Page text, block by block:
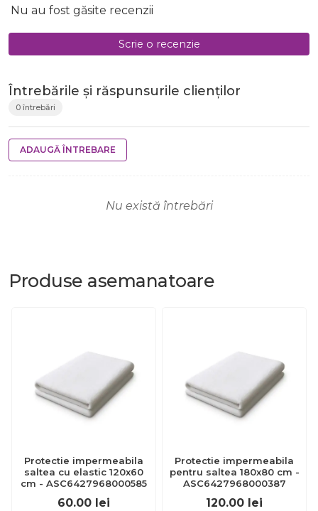
Nu au fost găsite recenzii
Scrie o recenzie
Întrebările și răspunsurile clienților
0 întrebări
ADAUGĂ ÎNTREBARE
Nu există întrebări
Produse asemanatoare
Protectie impermeabila
saltea cu elastic 120x60
cm - ASC6427968000585
60.00 lei
Protectie impermeabila
pentru saltea 180x80 cm -
ASC6427968000387
120.00 lei